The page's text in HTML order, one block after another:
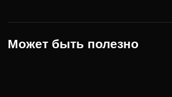
Может быть полезно